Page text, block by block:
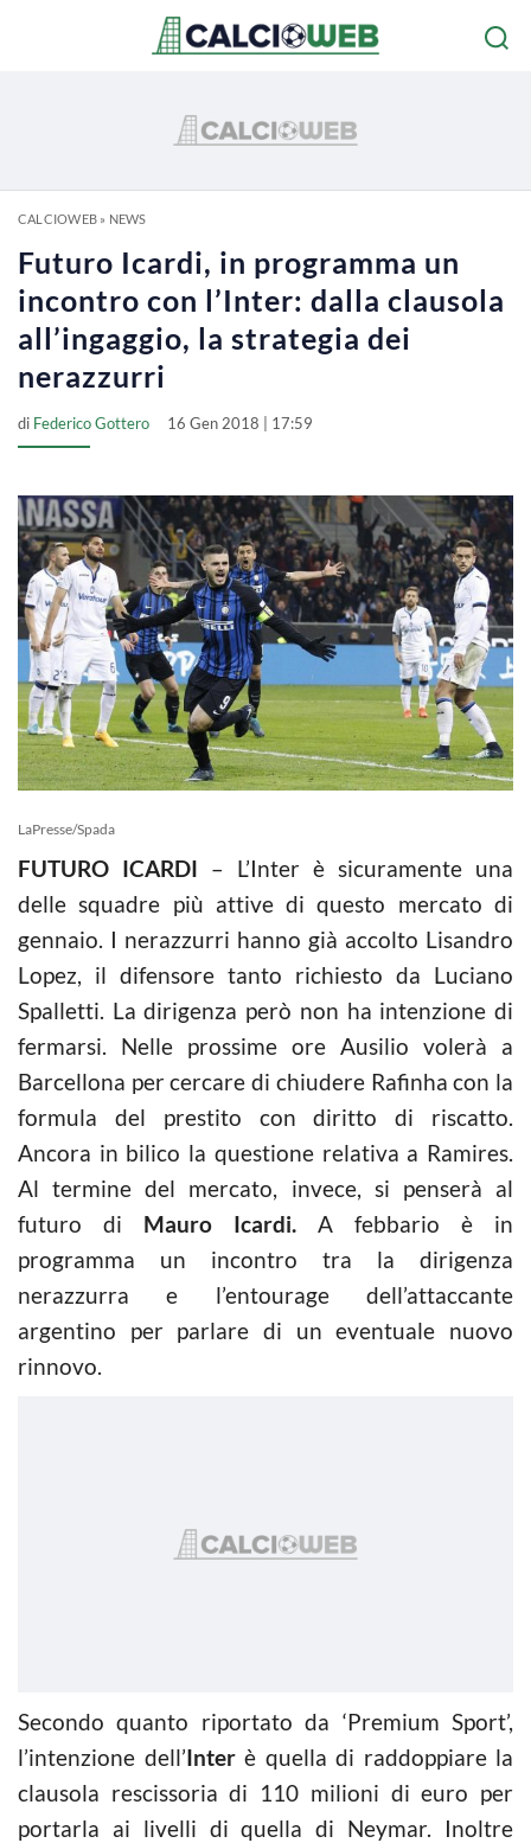
CALCIOWEB» NEWS
Futuro Icardi, in programma un
incontro con l’Inter: dalla clausola
all’ingaggio, la strategia dei
nerazzurri
di Federico Gottero 16 Gen 2018 | 17:59
LaPresse/Spada
FUTURO ICARDI – L’Inter è sicuramente una
delle squadre più attive di questo mercato di
gennaio. I nerazzurri hanno già accolto Lisandro
Lopez, il difensore tanto richiesto da Luciano
Spalletti. La dirigenza però non ha intenzione di
fermarsi. Nelle prossime ore Ausilio volerà a
Barcellona per cercare di chiudere Rafinha con la
formula del prestito con diritto di riscatto.
Ancora in bilico la questione relativa a Ramires.
Al termine del mercato, invece, si penserà al
futuro di Mauro Icardi. A febbario è in
programma un incontro tra la dirigenza
nerazzurra e l’entourage dell’attaccante
argentino per parlare di un eventuale nuovo
rinnovo.
Secondo quanto riportato da ‘Premium Sport’,
l’intenzione dell’Interè quella di raddoppiare la
clausola rescissoria di 110 milioni di euro per
portarla ai livelli di quella di Neymar. Inoltre